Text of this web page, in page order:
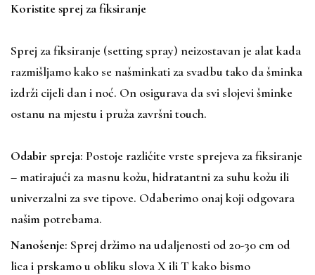
Koristite sprej za fiksiranje
Sprej za fiksiranje (setting spray) neizostavan je alat kada
razmišljamo kako se našminkati za svadbu tako da šminka
izdrži cijeli dan i noć. On osigurava da svi slojevi šminke
ostanu na mjestu i pruža završni touch.
Odabir spreja: Postoje različite vrste sprejeva za fiksiranje
– matirajući za masnu kožu, hidratantni za suhu kožu ili
univerzalni za sve tipove. Odaberimo onaj koji odgovara
našim potrebama.
Nanošenje: Sprej držimo na udaljenosti od 20-30 cm od
lica i prskamo u obliku slova X ili T kako bismo